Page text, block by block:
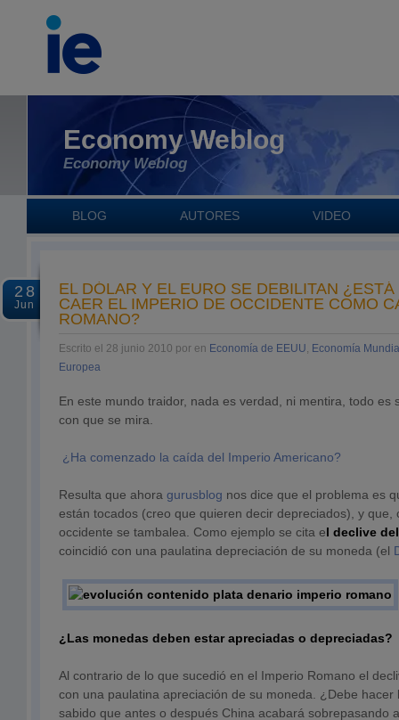
Economy Weblog
Economy Weblog
BLOG AUTORES VIDEO
28
Jun
EL DÓLAR Y EL EURO SE DEBILITAN
CAER EL IMPERIO DE OCCIDENTE COMO
ROMANO?
Escrito el 28 junio 2010 por en Economía de EEUU, Economía
Europea
En este mundo traidor, nada es verdad, ni mentira, todo es
con que se mira.
¿Ha comenzado la caída del Imperio Americano?
Resulta que ahora gurusblog nos dice que el problema es
están tocados (creo que quieren decir depreciados), y que,
occidente se tambalea. Como ejemplo se cita el declive
coincidió con una paulatina depreciación de su moneda (el
¿Las monedas deben estar apreciadas o depreciadas?
Al contrario de lo que sucedió en el Imperio Romano el
con una paulatina apreciación de su moneda. ¿Debe hacer
sabido que antes o después China acabará sobrepasando